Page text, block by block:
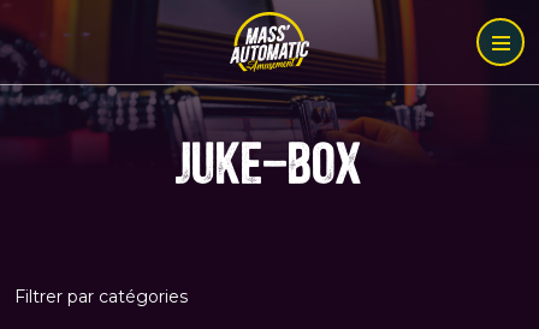
JUKE-BOX
Filtrer par catégories